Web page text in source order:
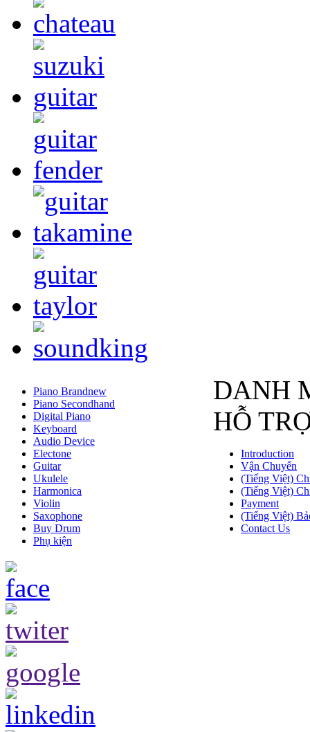
DANH
Piano Brandnew
Piano Secondhand
Digital Piano
Keyboard
Audio Device
Electone
Guitar
Ukulele
Harmonica
Violin
Saxophone
Buy Drum
Phụ kiện
HỖ
Introduction
Vận Chuyển
(Tiếng Việt)
(Tiếng Việt)
Payment
(Tiếng Việt)
Contact Us